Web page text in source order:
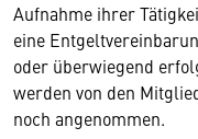
Aufnahme ihrer
eine
oder überwiegend
werden von den
noch angenommen.